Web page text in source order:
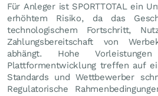
Für Anleger ist SPORTTOTAL ein
erhöhtem Risiko, da das
technologischem Fortschritt,
Zahlungsbereitschaft von
abhängt. Hohe
Plattformentwicklung treffen auf
Standards und Wettbewerber
Regulatorische